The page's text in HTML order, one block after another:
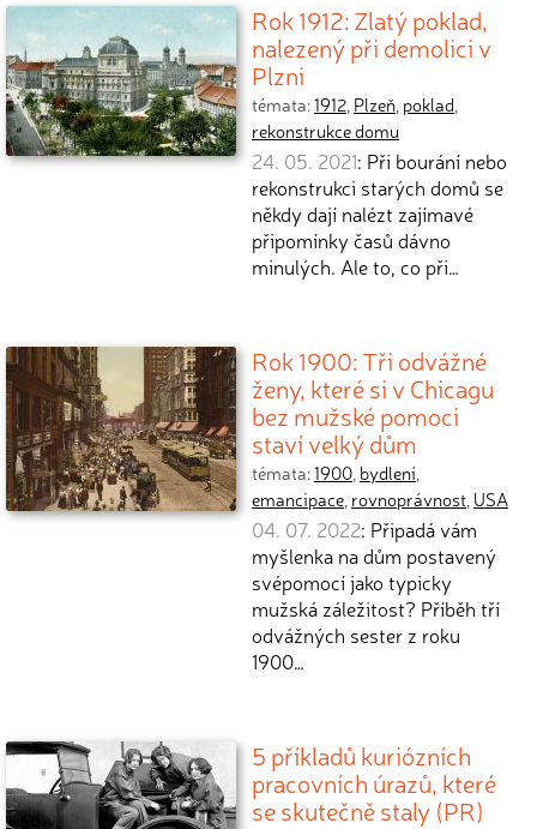
Rok 1912: Zlatý poklad,
nalezený při demolici v
Plzni
témata:1912, Plzeň, poklad,
rekonstrukce domu
24. 05. 2021: Při bourání nebo
rekonstrukci starých domů se
někdy dají nalézt zajímavé
připomínky časů dávno
minulých. Ale to, co při…
Rok 1900: Tři odvážné
ženy, které si v Chicagu
bez mužské pomoci
staví velký dům
témata:1900, bydlení,
emancipace, rovnoprávnost, USA
04. 07. 2022: Připadá vám
myšlenka na dům postavený
svépomocí jako typicky
mužská záležitost? Příběh tří
odvážných sester z roku
1900…
5 příkladů kuriózních
pracovních úrazů, které
se skutečně staly (PR)